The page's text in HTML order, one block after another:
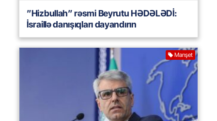
”Hizbullah” rəsmi Beyrutu HƏDƏLƏDİ:
İsraillə danışıqları dayandırın
Manşet